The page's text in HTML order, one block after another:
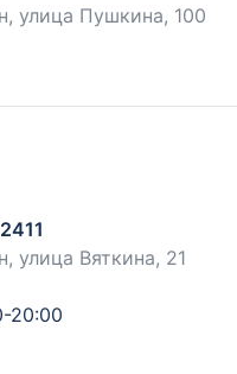
улица Пушкина, 100
улица Вяткина, 21
20:00